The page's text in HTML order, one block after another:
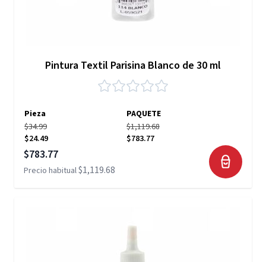
Pintura Textil Parisina Blanco de 30 ml
Pieza
PAQUETE
$34.99
$24.49
$1,119.68
$783.77
Precio especial
$783.77
Precio habitual$1,119.68